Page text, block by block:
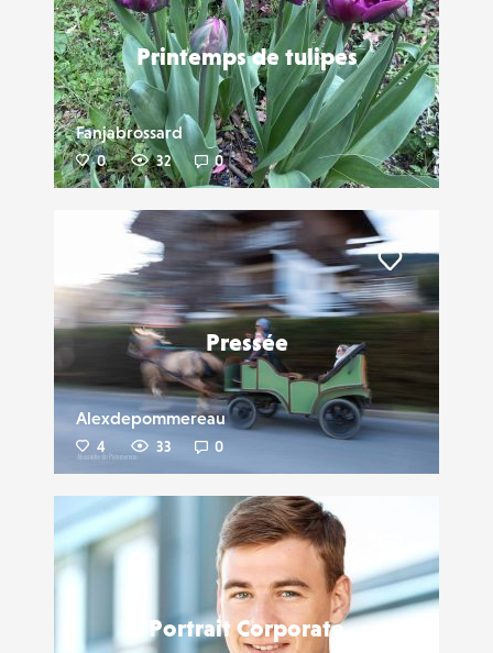
Printemps de tulipes
Fanjabrossard
0 32 0
Pressée
Alexdepommereau
4 33 0
Liker
Portrait Corporate
Liker